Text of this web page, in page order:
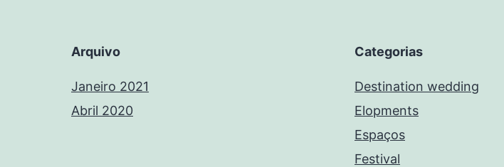
Arquivo
Janeiro 2021
Abril 2020
Categorias
Destination wedding
Elopments
Espaços
Festival